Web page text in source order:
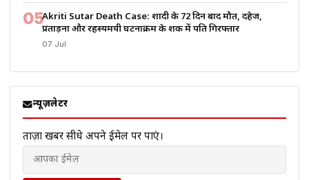
05Akriti Sutar Death Case: शादी के 72 दिन बाद मौत, दहेज,
प्रताड़ना और रहस्यमयी घटनाक्रम के शक में पति गिरफ्तार
07 Jul
न्यूज़लेटर
ताज़ा खबरें सीधे अपने ईमेल पर पाएं।